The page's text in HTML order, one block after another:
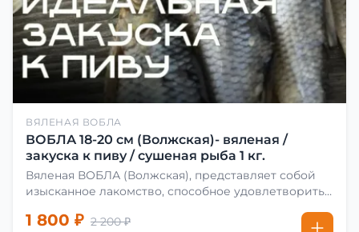
ВЯЛЕНАЯ ВОБЛА
ВОБЛА 18-20 см (Волжская)- вяленая /
закуска к пиву / сушеная рыба 1 кг.
Вяленая ВОБЛА (Волжская), представляет собой
изысканное лакомство, способное удовлетворить
сделать вяленую воблу, её сначала хорошо солят.
1 800 ₽ 2 200 ₽